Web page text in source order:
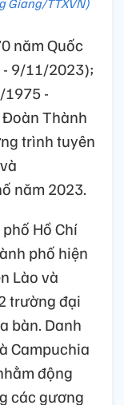
Giang/TTXVN)
năm Quốc
9/11/2023);
1975 -
Thành
trình tuyên
năm 2023.
Hồ Chí
phố hiện
Lào và
trường đại
bàn. Danh
Campuchia
động
các gương